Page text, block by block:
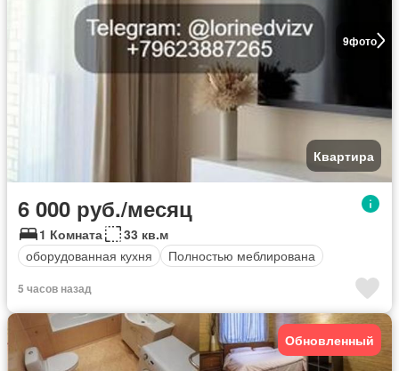
9фото
Квартира
6 000 руб./месяц
1 Комната
33 кв.м
оборудованная кухня
Полностью меблирована
5 часов назад
Обновленный